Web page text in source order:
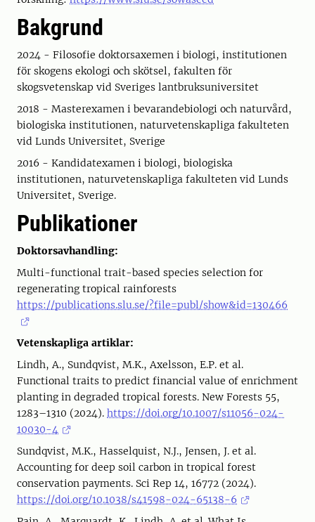
Bakgrund
2024 - Filosofie doktorsaxemen i biologi, institutionen
för skogens ekologi och skötsel, fakulten för
skogsvetenskap vid Sveriges lantbruksuniversitet
2018 - Masterexamen i bevarandebiologi och naturvård,
biologiska institutionen, naturvetenskapliga fakulteten
vid Lunds Universitet, Sverige
2016 - Kandidatexamen i biologi, biologiska
institutionen, naturvetenskapliga fakulteten vid Lunds
Universitet, Sverige.
Publikationer
Doktorsavhandling:
Multi-functional trait-based species selection for
regenerating tropical rainforests
https://publications.slu.se/?file=publ/show&id=130466
Vetenskapliga artiklar:
Lindh, A., Sundqvist, M.K., Axelsson, E.P. et al.
Functional traits to predict financial value of enrichment
planting in degraded tropical forests. New Forests 55,
1283–1310 (2024). https://doi.org/10.1007/s11056-024-
10030-4
Sundqvist, M.K., Hasselquist, N.J., Jensen, J. et al.
Accounting for deep soil carbon in tropical forest
conservation payments. Sci Rep 14, 16772 (2024).
https://doi.org/10.1038/s41598-024-65138-6